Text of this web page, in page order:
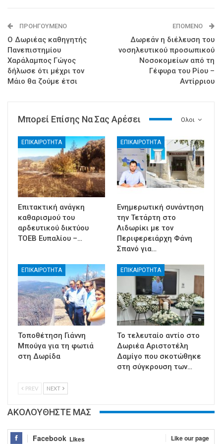
ΠΡΟΗΓΟΎΜΕΝΟ
Ο Δωριέας καθηγητής
Πανεπιστημίου
Χαράλαμπος Γώγος
δήλωσε ότι μέχρι τον
Μάιο θα ζούμε έτσι
ΕΠΌΜΕΝΟ
Δωρεάν η διέλευση του
νοσηλευτικού προσωπικού
Νοσοκομείων από τη
Γέφυρα του Ρίου –
Αντίρριου
Ολοι
Μπορεί Επίσης Να Σας Αρέσει
ΕΠΙΚΑΙΡΟΤΗΤΑ
Επιτακτική ανάγκη
καθαρισμού του
αρδευτικού δικτύου
ΤΟΕΒ Ευπαλίου –…
ΕΠΙΚΑΙΡΟΤΗΤΑ
Ενημερωτική συνάντηση
την Τετάρτη στο
Λιδωρίκι με τον
Περιφερειάρχη Φάνη
Σπανό για…
ΕΠΙΚΑΙΡΟΤΗΤΑ
Τοποθέτηση Γιάννη
Μπούγα για τη φωτιά
στη Δωρίδα
ΕΠΙΚΑΙΡΟΤΗΤΑ
Το τελευταίο αντίο στο
Δωριέα Αριστοτέλη
Δαμίγο που σκοτώθηκε
στη σύγκρουση των…
PREV NEXT
ΑΚΟΛΟΥΘΗΣΤΕ ΜΑΣ
Facebook Likes Like our page